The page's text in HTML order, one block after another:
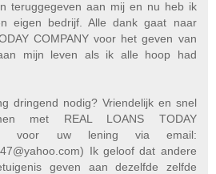
teruggegeven aan mij en nu heb ik
eigen bedrijf. Alle dank gaat naar
COMPANY voor het geven van
mijn leven als ik alle hoop had
dringend nodig? Vriendelijk en snel
met REAL LOANS TODAY
voor uw lening via email:
Ik geloof dat andere
geven aan dezelfde zelfde